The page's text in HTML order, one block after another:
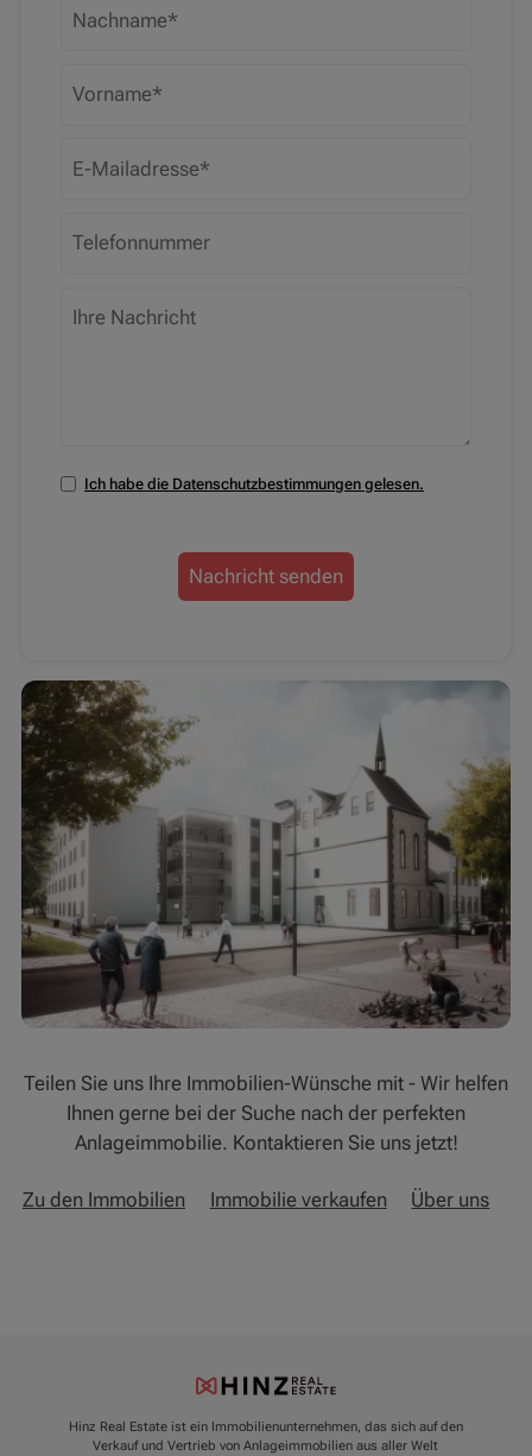
Ich habe die Datenschutzbestimmungen gelesen.
Nachricht senden
Teilen Sie uns Ihre Immobilien-Wünsche mit - Wir helfen
Ihnen gerne bei der Suche nach der perfekten
Anlageimmobilie. Kontaktieren Sie uns jetzt!
Zu den Immobilien Immobilie verkaufen Über uns
Hinz Real Estate ist ein Immobilienunternehmen, das sich auf den
Verkauf und Vertrieb von Anlageimmobilien aus aller Welt